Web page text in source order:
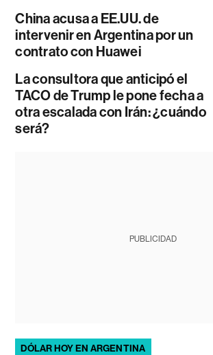
China acusa a EE.UU. de
intervenir en Argentina por un
contrato con Huawei
La consultora que anticipó el
TACO de Trump le pone fecha a
otra escalada con Irán: ¿cuándo
será?
PUBLICIDAD
DÓLAR HOY EN ARGENTINA